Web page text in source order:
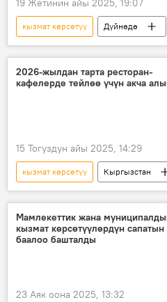
19 Жетинин айы 2025, 19:07
кызмат көрсөтүү Дүйнөдө
АКШ
маникюр
2026-жылдан тарта ресторан-
кафелерде тейлөө үчүн акча
15 Тогуздун айы 2025, 14:29
кызмат көрсөтүү Кыргызстан
эреже
меню акча
Мамлекеттик жана
кызмат көрсөтүүлөрдүн сапатын
баалоо башталды
23 Аяк оона 2025, 13:32